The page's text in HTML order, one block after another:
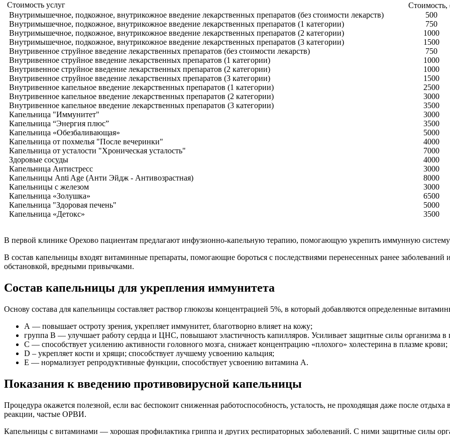
Стоимость услуг
Стоимость,
Внутримышечное, подкожное, внутрикожное введение лекарственных препаратов (без стоимости лекарств)
500
Внутримышечное, подкожное, внутрикожное введение лекарственных препаратов (1 категории)
750
Внутримышечное, подкожное, внутрикожное введение лекарственных препаратов (2 категории)
1000
Внутримышечное, подкожное, внутрикожное введение лекарственных препаратов (3 категории)
1500
Внутривенное струйное введение лекарственных препаратов (без стоимости лекарств)
750
Внутривенное струйное введение лекарственных препаратов (1 категории)
1000
Внутривенное струйное введение лекарственных препаратов (2 категории)
1000
Внутривенное струйное введение лекарственных препаратов (3 категории)
1500
Внутривенное капельное введение лекарственных препаратов (1 категории)
2500
Внутривенное капельное введение лекарственных препаратов (2 категории)
3000
Внутривенное капельное введение лекарственных препаратов (3 категории)
3500
Капельница "Иммунитет"
3000
Капельница “Энергия плюс”
3500
Капельница «Обезбаливающая»
5000
Капельница от похмелья "После вечеринки"
4000
Капельница от усталости "Хроническая усталость"
7000
Здоровые сосуды
4000
Капельница Антистресс
3000
Капельницы Anti Age (Анти Эйдж - Антивозрастная)
8000
Капельницы с железом
3000
Капельница «Золушка»
6500
Капельница "Здоровая печень"
5000
Капельница «Детокс»
3500
В первой клинике Орехово пациентам предлагают инфузионно-капельную терапию, помогающую укрепить иммунную
В состав капельницы входят витаминные препараты, помогающие бороться с последствиями перенесенных ранее
обстановкой, вредными привычками.
Состав капельницы для укрепления иммунитета
Основу состава для капельницы составляет раствор глюкозы концентрацией 5%, в который добавляются определенные
А — повышает остроту зрения, укрепляет иммунитет, благотворно влияет на кожу;
группа В — улучшает работу сердца и ЦНС, повышают эластичность капилляров. Усиливает защитные силы организма в
С — способствует усилению активности головного мозга, снижает концентрацию «плохого» холестерина в плазме крови;
D – укрепляет кости и хрящи; способствует лучшему усвоению кальция;
Е — нормализует репродуктивные функции, способствует усвоению витамина А.
Показания к введению противовирусной капельницы
Процедура окажется полезной, если вас беспокоит сниженная работоспособность, усталость, не проходящая даже после отдыха
реакции, частые ОРВИ.
Капельницы с витаминами — хорошая профилактика гриппа и других респираторных заболеваний. С ними защитные силы